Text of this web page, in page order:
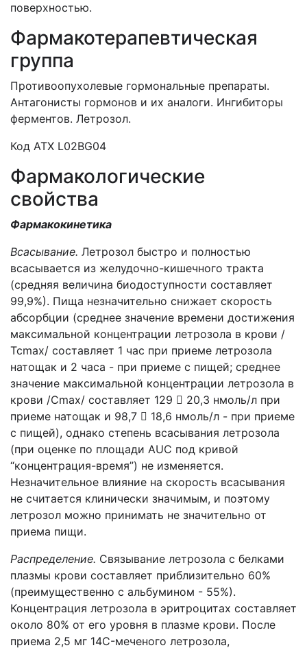
поверхностью.
Фармакотерапевтическая
группа
Противоопухолевые гормональные препараты.
Антагонисты гормонов и их аналоги. Ингибиторы
ферментов. Летрозол.
Код ATХ L02BG04
Фармакологические
свойства
Фармакокинетика
Всасывание. Летрозол быстро и полностью
всасывается из желудочно-кишечного тракта
(средняя величина биодоступности составляет
99,9%). Пища незначительно снижает скорость
абсорбции (среднее значение времени достижения
максимальной концентрации летрозола в крови /
Тсmax/ составляет 1 час при приеме летрозола
натощак и 2 часа - при приеме с пищей; среднее
значение максимальной концентрации летрозола в
крови /Сmax/ составляет 129  20,3 нмоль/л при
приеме натощак и 98,7  18,6 нмоль/л - при приеме
с пищей), однако степень всасывания летрозола
(при оценке по площади AUC под кривой
“концентрация-время”) не изменяется.
Незначительное влияние на скорость всасывания
не считается клинически значимым, и поэтому
летрозол можно принимать не значительно от
приема пищи.
Распределение. Связывание летрозола с белками
плазмы крови составляет приблизительно 60%
(преимущественно с альбумином - 55%).
Концентрация летрозола в эритроцитах составляет
около 80% от его уровня в плазме крови. После
приема 2,5 мг 14C-меченого летрозола,